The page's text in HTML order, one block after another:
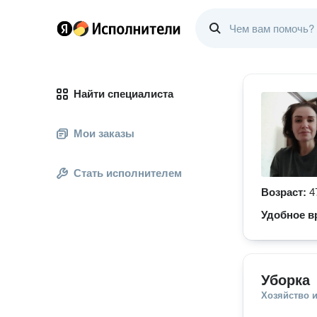
Найти специалиста
Мои заказы
Стать исполнителем
Возраст:
Удобное
Уборка
Хозяйство